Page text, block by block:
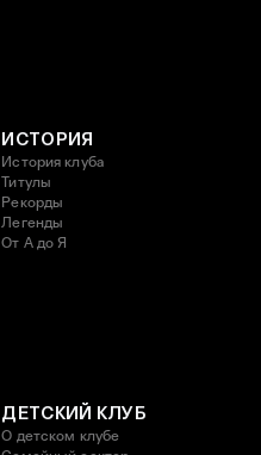
ИСТОРИЯ
История клуба
Титулы
Рекорды
Легенды
От А до Я
ДЕТСКИЙ КЛУБ
О детском клубе